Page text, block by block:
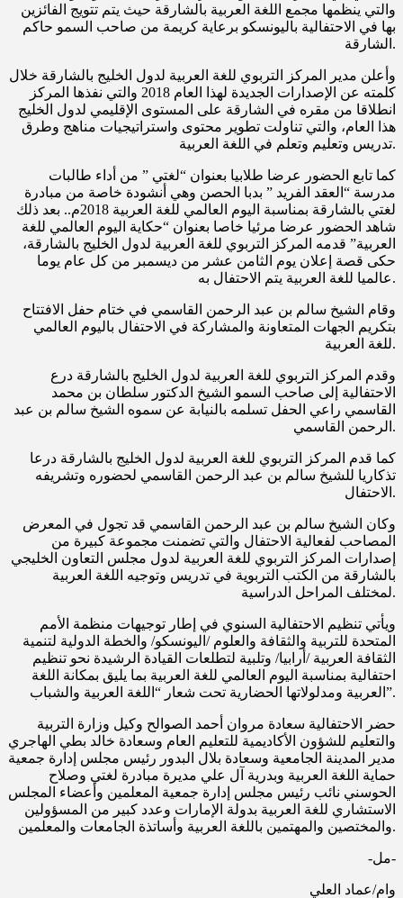
والتي ينظمها مجمع اللغة العربية بالشارقة حيث يتم تتويج الفائزين
بها في الاحتفالية باليونسكو برعاية كريمة من صاحب السمو حاكم
الشارقة.
وأعلن مدير المركز التربوي للغة العربية لدول الخليج بالشارقة خلال
كلمته عن الإصدارات الجديدة لهذا العام 2018 والتي نفذها المركز
انطلاقا من مقره في الشارقة على المستوى الإقليمي لدول الخليج
هذا العام، والتي تناولت تطوير محتوى واستراتيجيات مناهج وطرق
تدريس وتعليم وتعلم في اللغة العربية.
كما تابع الحضور عرضا طلابيا بعنوان “لغتي ” من أداء طالبات
مدرسة “العقد الفريد ” بدبا الحصن وهي أنشودة خاصة من مبادرة
لغتي بالشارقة بمناسبة اليوم العالمي للغة العربية 2018م.. بعد ذلك
شاهد الحضور عرضا مرئيا خاصا بعنوان “حكاية اليوم العالمي للغة
العربية” قدمه المركز التربوي للغة العربية لدول الخليج بالشارقة،
حكى قصة إعلان يوم الثامن عشر من ديسمبر من كل عام يوما
عالميا للغة العربية يتم الاحتفال به.
وقام الشيخ سالم بن عبد الرحمن القاسمي في ختام حفل الافتتاح
بتكريم الجهات المتعاونة والمشاركة في الاحتفال باليوم العالمي
للغة العربية.
وقدم المركز التربوي للغة العربية لدول الخليج بالشارقة درع
الاحتفالية إلى صاحب السمو الشيخ الدكتور سلطان بن محمد
القاسمي راعي الحفل تسلمه بالنيابة عن سموه الشيخ سالم بن عبد
الرحمن القاسمي.
كما قدم المركز التربوي للغة العربية لدول الخليج بالشارقة درعا
تذكاريا للشيخ سالم بن عبد الرحمن القاسمي لحضوره وتشريفه
الاحتفال.
وكان الشيخ سالم بن عبد الرحمن القاسمي قد تجول في المعرض
المصاحب لفعالية الاحتفال والتي تضمنت مجموعة كبيرة من
إصدارات المركز التربوي للغة العربية لدول مجلس التعاون الخليجي
بالشارقة من الكتب التربوية في تدريس وتوجيه اللغة العربية
لمختلف المراحل الدراسية.
ويأتي تنظيم الاحتفالية السنوي في إطار توجيهات منظمة الأمم
المتحدة للتربية والثقافة والعلوم /اليونسكو/ والخطة الدولية لتنمية
الثقافة العربية /أرابيا/ وتلبية لتطلعات القيادة الرشيدة نحو تنظيم
احتفالية بمناسبة اليوم العالمي للغة العربية بما يليق بمكانة اللغة
العربية ومدلولاتها الحضارية تحت شعار “اللغة العربية والشباب”.
حضر الاحتفالية سعادة مروان أحمد الصوالح وكيل وزارة التربية
والتعليم للشؤون الأكاديمية للتعليم العام وسعادة خالد بطي الهاجري
مدير المدينة الجامعية وسعادة بلال البدور رئيس مجلس إدارة جمعية
حماية اللغة العربية وبدرية آل علي مديرة مبادرة لغتي وصلاح
الحوسني نائب رئيس مجلس إدارة جمعية المعلمين وأعضاء المجلس
الاستشاري للغة العربية بدولة الإمارات وعدد كبير من المسؤولين
والمختصين والمهتمين باللغة العربية وأساتذة الجامعات والمعلمين.
-مل-
وام/عماد العلي